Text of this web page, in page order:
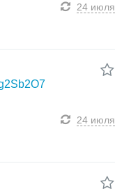
24 июля
24 июля